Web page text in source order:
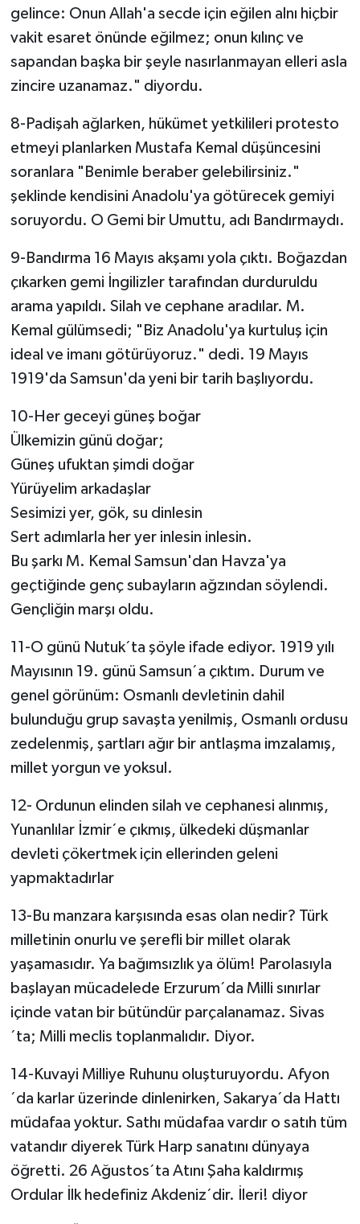
gelince: Onun Allah'a secde için eğilen alnı hiçbir
vakit esaret önünde eğilmez; onun kılınç ve
sapandan başka bir şeyle nasırlanmayan elleri asla
zincire uzanamaz." diyordu.
8-Padişah ağlarken, hükümet yetkilileri protesto
etmeyi planlarken Mustafa Kemal düşüncesini
soranlara "Benimle beraber gelebilirsiniz."
şeklinde kendisini Anadolu'ya götürecek gemiyi
soruyordu. O Gemi bir Umuttu, adı Bandırmaydı.
9-Bandırma 16 Mayıs akşamı yola çıktı. Boğazdan
çıkarken gemi İngilizler tarafından durduruldu
arama yapıldı. Silah ve cephane aradılar. M.
Kemal gülümsedi; "Biz Anadolu'ya kurtuluş için
ideal ve imanı götürüyoruz." dedi. 19 Mayıs
1919'da Samsun'da yeni bir tarih başlıyordu.
10-Her geceyi güneş boğar
Ülkemizin günü doğar;
Güneş ufuktan şimdi doğar
Yürüyelim arkadaşlar
Sesimizi yer, gök, su dinlesin
Sert adımlarla her yer inlesin inlesin.
Bu şarkı M. Kemal Samsun'dan Havza'ya
geçtiğinde genç subayların ağzından söylendi.
Gençliğin marşı oldu.
11-O günü Nutuk´ta şöyle ifade ediyor. 1919 yılı
Mayısının 19. günü Samsun´a çıktım. Durum ve
genel görünüm: Osmanlı devletinin dahil
bulunduğu grup savaşta yenilmiş, Osmanlı ordusu
zedelenmiş, şartları ağır bir antlaşma imzalamış,
millet yorgun ve yoksul.
12- Ordunun elinden silah ve cephanesi alınmış,
Yunanlılar İzmir´e çıkmış, ülkedeki düşmanlar
devleti çökertmek için ellerinden geleni
yapmaktadırlar
13-Bu manzara karşısında esas olan nedir? Türk
milletinin onurlu ve şerefli bir millet olarak
yaşamasıdır. Ya bağımsızlık ya ölüm! Parolasıyla
başlayan mücadelede Erzurum´da Milli sınırlar
içinde vatan bir bütündür parçalanamaz. Sivas
´ta; Milli meclis toplanmalıdır. Diyor.
14-Kuvayi Milliye Ruhunu oluşturuyordu. Afyon
´da karlar üzerinde dinlenirken, Sakarya´da Hattı
müdafaa yoktur. Sathı müdafaa vardır o satıh tüm
vatandır diyerek Türk Harp sanatını dünyaya
öğretti. 26 Ağustos´ta Atını Şaha kaldırmış
Ordular İlk hedefiniz Akdeniz´dir. İleri! diyor